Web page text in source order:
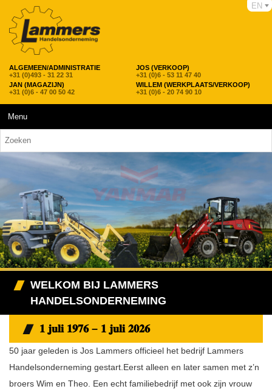
ALGEMEEN/ADMINISTRATIE
+31 (0)493 - 31 22 31
JOS (VERKOOP)
+31 (0)6 - 53 11 47 40
JAN (MAGAZIJN)
+31 (0)6 - 47 00 50 42
WILLEM (WERKPLAATS/VERKOOP)
+31 (0)6 - 20 74 90 10
EN
Menu
WELKOM BIJ LAMMERS
HANDELSONDERNEMING
𝟏 𝐣𝐮𝐥𝐢 𝟏𝟗𝟕𝟔 – 𝟏 𝐣𝐮𝐥𝐢 𝟐𝟎𝟐𝟔
50 jaar geleden is Jos Lammers officieel het bedrijf Lammers
Handelsonderneming gestart.Eerst alleen en later samen met z’n
broers Wim en Theo. Een echt familiebedrijf met ook zijn vrouw